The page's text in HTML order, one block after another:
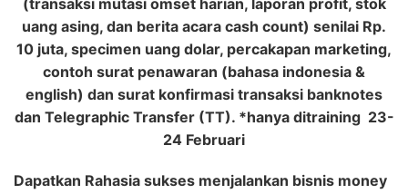
uang asing, dan berita acara cash count) senilai Rp.
10 juta, specimen uang dolar, percakapan marketing,
contoh surat penawaran (bahasa indonesia &
english) dan surat konfirmasi transaksi banknotes
dan Telegraphic Transfer (TT). *hanya ditraining 23-
24 Februari
Dapatkan Rahasia sukses menjalankan bisnis money